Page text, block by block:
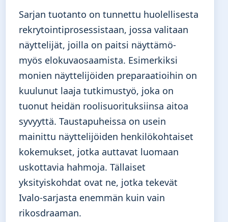
Sarjan tuotanto on tunnettu huolellisesta
rekrytointiprosessistaan, jossa valitaan
näyttelijät, joilla on paitsi näyttämö-
myös elokuvaosaamista. Esimerkiksi
monien näyttelijöiden preparaatioihin on
kuulunut laaja tutkimustyö, joka on
tuonut heidän roolisuorituksiinsa aitoa
syvyyttä. Taustapuheissa on usein
mainittu näyttelijöiden henkilökohtaiset
kokemukset, jotka auttavat luomaan
uskottavia hahmoja. Tällaiset
yksityiskohdat ovat ne, jotka tekevät
Ivalo-sarjasta enemmän kuin vain
rikosdraaman.